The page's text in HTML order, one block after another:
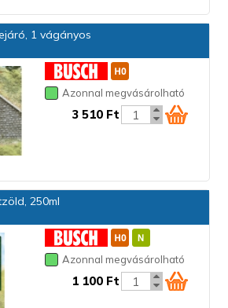
1 vágányos
Azonnal megvásárolható
3 510 Ft
250ml
Azonnal megvásárolható
1 100 Ft